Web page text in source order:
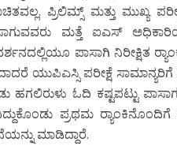
ಪ್ರಿಲಿಮ್ಸ್ ಮತ್ತು ಮುಖ್ಯ
ಮತ್ತೆ ಐಎಸ್
ಪಾಸಾಗಿ ನಿರೀಕ್ಷಿತ
ಯುಪಿಎಸ್ಸಿ ಪರೀಕ್ಷೆ ಸಾಮಾನ್ಯರಿಗೆ
ಹಗಲಿರುಳು ಓದಿ ಕಷ್ಟಪಟ್ಟು
ಪ್ರಥಮ
ಮಾಡಿದ್ದಾರೆ.